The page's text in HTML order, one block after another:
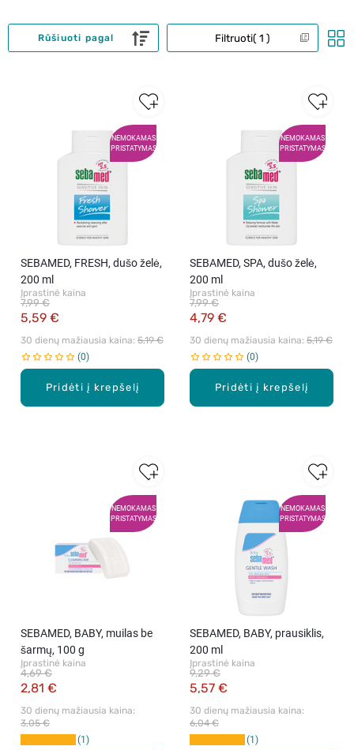
Filtruoti 1
Rūšiuoti pagal
NEMOKAMAS
PRISTATYMAS
Pridėti į krepšelį
SEBAMED, FRESH, dušo želė,
200 ml
Įprastinė kaina
5,59 €
7,99 €
30 dienų mažiausia kaina: 5,19 €
0
NEMOKAMAS
PRISTATYMAS
Pridėti į krepšelį
SEBAMED, SPA, dušo želė,
200 ml
Įprastinė kaina
4,79 €
7,99 €
30 dienų mažiausia kaina: 5,19 €
0
NEMOKAMAS
PRISTATYMAS
SEBAMED, BABY, muilas be
šarmų, 100 g
Įprastinė kaina
2,81 €
4,69 €
30 dienų mažiausia kaina:
3,05 €
1
NEMOKAMAS
PRISTATYMAS
SEBAMED, BABY, prausiklis,
200 ml
Įprastinė kaina
5,57 €
9,29 €
30 dienų mažiausia kaina:
6,04 €
1